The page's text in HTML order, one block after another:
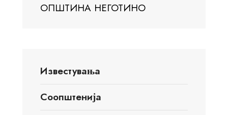
ОПШТИНА НЕГОТИНО
Известувања
Соопштенија